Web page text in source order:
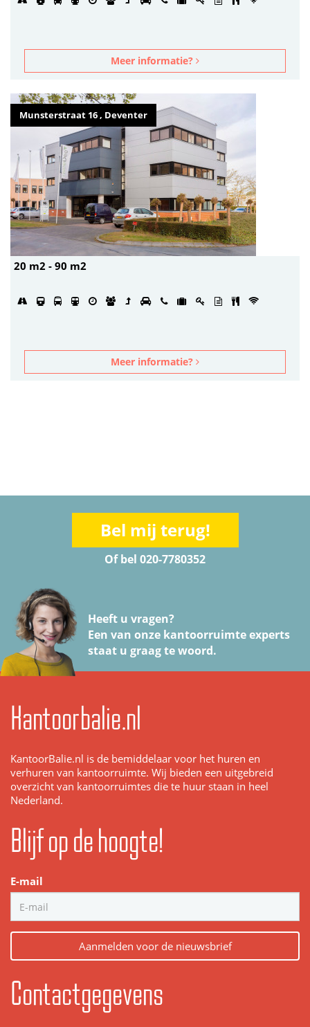
Meer informatie?
Munsterstraat 16 , Deventer
20 m2 - 90 m2
Meer informatie?
Bel mij terug!
Of bel 020-7780352
Heeft u vragen?
Een van onze kantoorruimte experts
staat u graag te woord.
Kantoorbalie.nl
KantoorBalie.nl is de bemiddelaar voor het huren en
verhuren van kantoorruimte. Wij bieden een uitgebreid
overzicht van kantoorruimtes die te huur staan in heel
Nederland.
Blijf op de hoogte!
E-mail
Aanmelden voor de nieuwsbrief
Contactgegevens